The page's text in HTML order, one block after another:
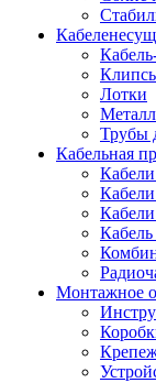
Лотки
Трубы
Кабельная
Кабель
Монтажное